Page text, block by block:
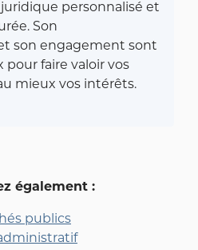
personnalisé et
Son
son engagement sont
faire valoir vos
mieux vos intérêts.
également :
publics